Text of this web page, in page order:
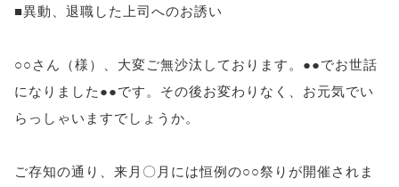
■異動、退職した上司へのお誘い
○○さん（様）、大変ご無沙汰しております。●●でお世話
になりました●●です。その後お変わりなく、お元気でい
らっしゃいますでしょうか。
ご存知の通り、来月〇月には恒例の○○祭りが開催されま